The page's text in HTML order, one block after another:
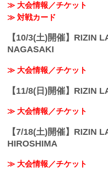
...
≫ 大会情報／チケット
≫ 対戦カード
【10/3(土)開催】RIZIN
NAGASAKI
≫ 大会情報／チケット
【11/8(日)開催】RIZIN
≫ 大会情報／チケット
【7/18(土)開催】RIZIN
HIROSHIMA
≫ 大会情報／チケット